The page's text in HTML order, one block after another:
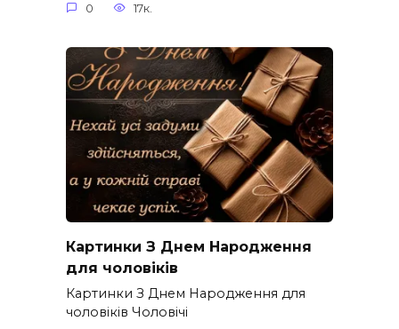
0 17к.
Картинки З Днем Народження
для чоловіків​
Картинки З Днем Народження для
чоловіків​ Чоловічі